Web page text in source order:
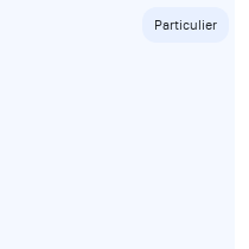
Particulier